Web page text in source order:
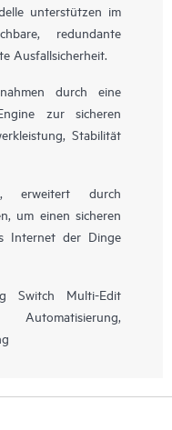
unterstützen im
redundante
Ausfallsicherheit.
durch eine
zur sicheren
Stabilität
erweitert durch
um einen sicheren
Internet der Dinge
Switch Multi-Edit